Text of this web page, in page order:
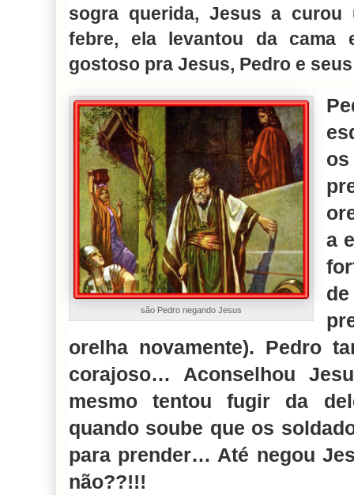
sogra querida, Jesus a curou
febre, ela levantou da cama
gostoso pra Jesus, Pedro e
são Pedro negando Jesus
a
orelha novamente). Pedro
corajoso… Aconselhou
mesmo tentou fugir da
quando soube que os
para prender… Até negou
não??!!!